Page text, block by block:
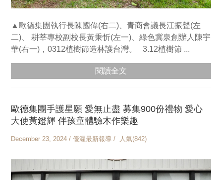
▲歐德集團執行長陳國偉(右二)、青商會議長江振聲(左
二)、 耕莘專校副校長黃秉忻(左一)、綠色冀泉創辦人陳宇
華(右一)，0312植樹節造林護台灣。 3.12植樹節 ...
閱讀全文
歐德集團手護星願 愛無止盡 募集900份禮物 愛心
大使黃鐙輝 伴孩童體驗木作樂趣
December 23, 2024 / 優渥最新報導 / 人氣(842)